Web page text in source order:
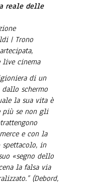
reale delle
| Trono
live cinema
di un
schermo
la sua vita è
più se non gli
e con la
in
«segno dello
la falsa via
(Debord,